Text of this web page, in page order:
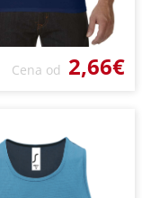
Cena od 2,66€